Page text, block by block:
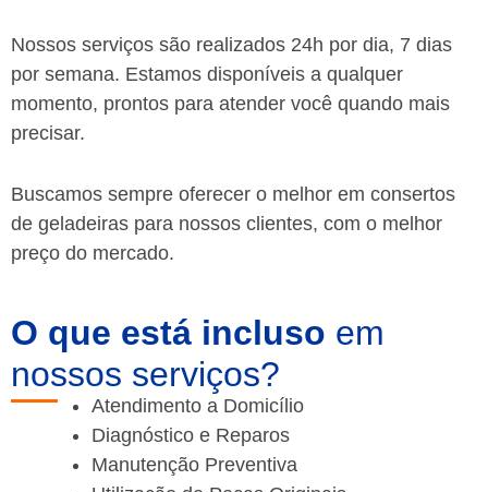
Nossos serviços são realizados 24h por dia, 7 dias
por semana. Estamos disponíveis a qualquer
momento, prontos para atender você quando mais
precisar.
Buscamos sempre oferecer o melhor em consertos
de geladeiras para nossos clientes, com o melhor
preço do mercado.
O que está incluso em
nossos serviços?
Atendimento a Domicílio
Diagnóstico e Reparos
Manutenção Preventiva